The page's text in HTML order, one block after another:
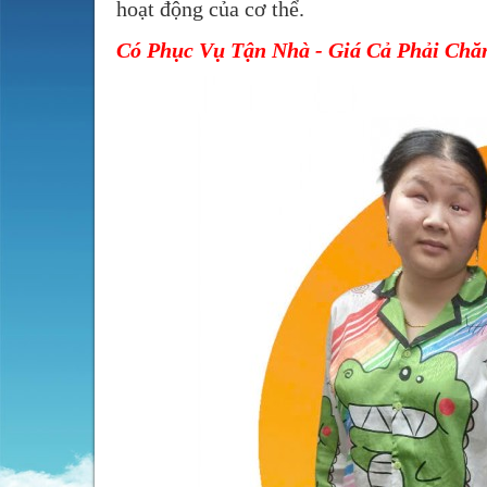
hoạt động của cơ thể.
Có Phục Vụ Tận Nhà - Giá Cả Phải